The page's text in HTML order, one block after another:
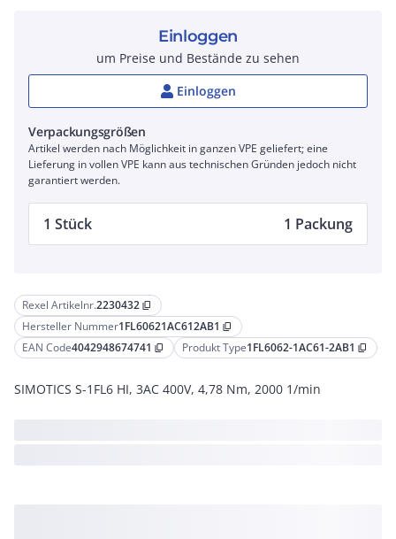
Rexel Artikelnr.2230432 content_copy
Hersteller Nummer1FL60621AC612AB1 content_copy
EAN Code4042948674741 content_copy Produkt Type1FL6062-1AC61-2AB1 content_copy
SIMOTICS S-1FL6 HI, 3AC 400V, 4,78 Nm, 2000 1/min
Einloggen
um Preise und Bestände zu sehen
Einloggen
Verpackungsgrößen
Artikel werden nach Möglichkeit in ganzen VPE geliefert; eine
Lieferung in vollen VPE kann aus technischen Gründen jedoch nicht
garantiert werden.
1 Stück 1 Packung